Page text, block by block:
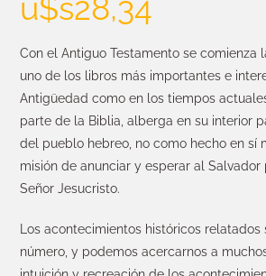
u$s28,34
Con el Antiguo Testamento se comienza
uno de los libros más importantes e
Antigüedad como en los tiempos
parte de la Biblia, alberga en su interior
del pueblo hebreo, no como hecho en sí
misión de anunciar y esperar al
Señor Jesucristo.
Los acontecimientos históricos relatados
número, y podemos acercarnos a